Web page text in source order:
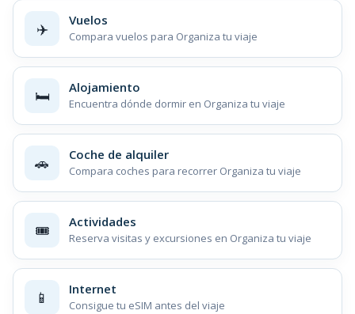
✈️ Vuelos
Compara vuelos para Organiza tu viaje
🛏️ Alojamiento
Encuentra dónde dormir en Organiza tu viaje
🚗 Coche de alquiler
Compara coches para recorrer Organiza tu viaje
🎟️ Actividades
Reserva visitas y excursiones en Organiza tu viaje
📱 Internet
Consigue tu eSIM antes del viaje